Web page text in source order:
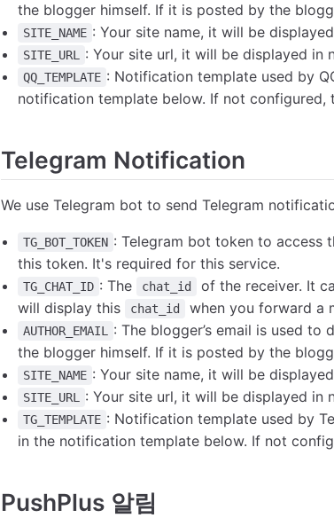
the blogger himself. If it is posted by the
SITE_NAME : Your site name, it will be
SITE_URL : Your site url, it will be displayed in
QQ_TEMPLATE : Notification template used by
notification template below. If not configured,
Telegram Notification
We use Telegram bot to send Telegram
TG_BOT_TOKEN : Telegram bot token to access
this token. It's required for this service.
TG_CHAT_ID : The chat_id of the receiver. It
will display this
chat_id when you forward a
AUTHOR_EMAIL
: The blogger’s email is used
the blogger himself. If it is posted by the
SITE_NAME : Your site name, it will be
SITE_URL : Your site url, it will be displayed in
TG_TEMPLATE : Notification template used by
in the notification template below. If not
PushPlus 알림